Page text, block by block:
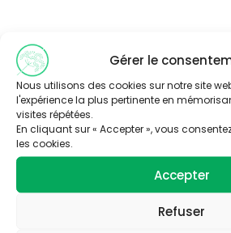
Gérer le
Nous utilisons des cookies sur notre site
l'expérience la plus pertinente en
visites répétées.
En cliquant sur « Accepter », vous
les cookies.
Accepter
Refuser
Vous souhaitez en
cette thématique ?
Consultez le site Agir-ese.org,
pour agir en Éducation et
Santé-Environnement.